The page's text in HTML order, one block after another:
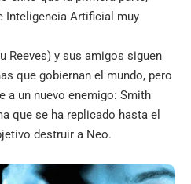
Inteligencia Artificial muy
Reeves) y sus amigos siguen
que gobiernan el mundo, pero
a un nuevo enemigo: Smith
que se ha replicado hasta el
destruir a Neo.